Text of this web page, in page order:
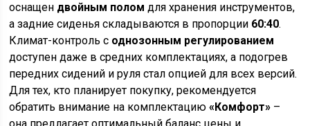
оснащен двойным полом для хранения инструментов,
а задние сиденья складываются в пропорции 60:40.
Климат-контроль с однозонным регулированием
доступен даже в средних комплектациях, а подогрев
передних сидений и руля стал опцией для всех версий.
Для тех, кто планирует покупку, рекомендуется
обратить внимание на комплектацию«Комфорт» –